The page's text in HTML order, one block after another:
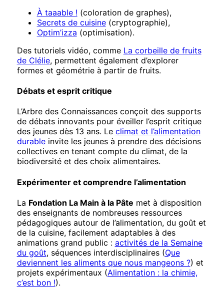
À taaable ! (coloration de graphes),
Secrets de cuisine(cryptographie),
Optim’izza (optimisation).
Des tutoriels vidéo, comme La corbeille de fruits
de Clélie, permettent également d’explorer
formes et géométrie à partir de fruits.
Débats et esprit critique
L’Arbre des Connaissances conçoit des supports
de débats innovants pour éveiller l’esprit critique
des jeunes dès 13 ans. Le climat et l’alimentation
durableinvite les jeunes à prendre des décisions
collectives en tenant compte du climat, de la
biodiversité et des choix alimentaires.
Expérimenter et comprendre l’alimentation
La Fondation La Main à la Pâte met à disposition
des enseignants de nombreuses ressources
pédagogiques autour de l’alimentation, du goût et
de la cuisine, facilement adaptables à des
animations grand public : activités de la Semaine
du goût, séquences interdisciplinaires (Que
deviennent les aliments que nous mangeons ?) et
projets expérimentaux (Alimentation : la chimie,
c’est bon !).